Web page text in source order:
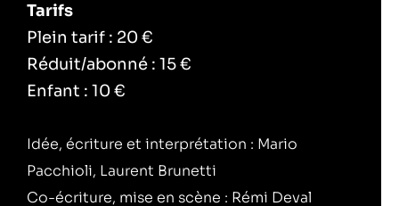
Tarifs
Plein tarif : 20 €
Réduit/abonné : 15 €
Enfant : 10 €
Idée, écriture et interprétation : Mario
Pacchioli, Laurent Brunetti
Co-écriture, mise en scène : Rémi Deval